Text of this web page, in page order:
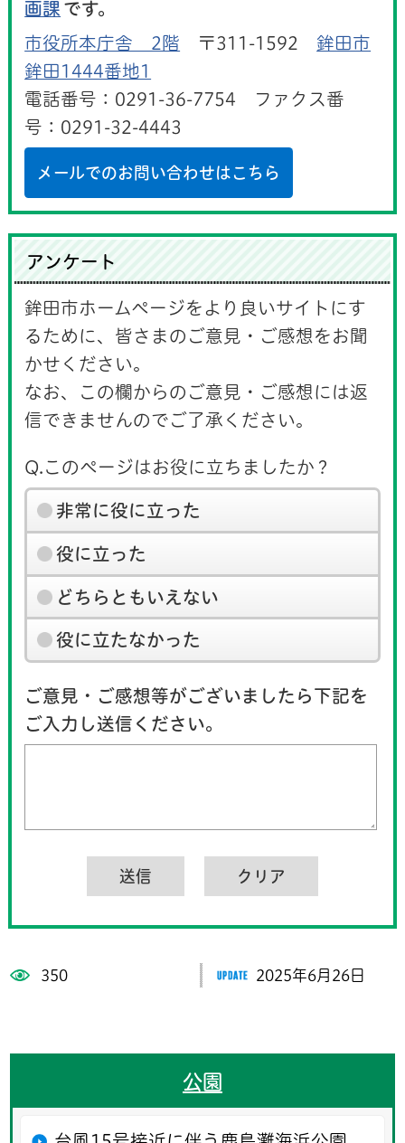
画課 です。
市役所本庁舎 2階 〒311-1592 鉾田市
鉾田1444番地1
電話番号：0291-36-7754 ファクス番
号：0291-32-4443
メールでのお問い合わせはこちら
アンケート
鉾田市ホームページをより良いサイトにす
るために、皆さまのご意見・ご感想をお聞
かせください。
なお、この欄からのご意見・ご感想には返
信できませんのでご了承ください。
Q.このページはお役に立ちましたか？
非常に役に立った
役に立った
どちらともいえない
役に立たなかった
ご意見・ご感想等がございましたら下記を
ご入力し送信ください。
350 2025年6月26日
公園